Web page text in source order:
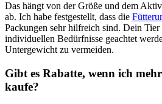
Das ⁤hängt von ⁣der Größe und dem
ab. ​Ich habe festgestellt,⁢ dass die
Packungen sehr ⁣hilfreich ‌sind. Dein Tier
individuellen Bedürfnisse geachtet
Untergewicht zu vermeiden.
Gibt ‍es Rabatte, wenn ich
kaufe?